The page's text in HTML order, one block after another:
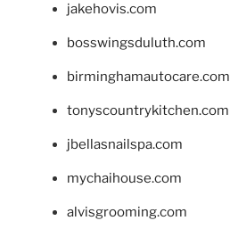
jakehovis.com
bosswingsduluth.com
birminghamautocare.com
tonyscountrykitchen.com
jbellasnailspa.com
mychaihouse.com
alvisgrooming.com